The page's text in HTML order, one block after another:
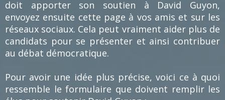
doit apporter son soutien à David Guyon,
envoyez ensuite cette page à vos amis et sur les
réseaux sociaux. Cela peut vraiment aider plus de
candidats pour se présenter et ainsi contribuer
au débat démocratique.
Pour avoir une idée plus précise, voici ce à quoi
ressemble le formulaire que doivent remplir les